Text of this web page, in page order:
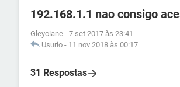
192.168.1.1 nao consigo
Gleyciane - 7 set 2017 às 23:41
Usurio - 11 nov 2018 às 00:17
31 Respostas